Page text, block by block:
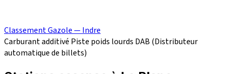
Classement Gazole — Indre
Carburant additivé Piste poids lourds DAB (Distributeur
automatique de billets)